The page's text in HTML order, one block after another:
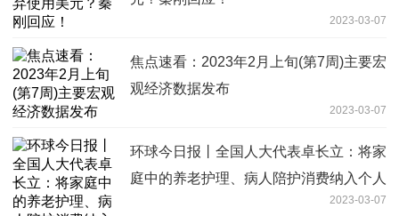
2023-03-07
焦点速看：2023年2月上旬(第7周)主要宏
观经济数据发布
2023-03-07
环球今日报丨全国人大代表卓长立：将家
庭中的养老护理、病人陪护消费纳入个人
2023-03-07